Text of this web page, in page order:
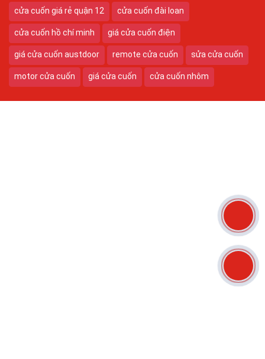
cửa cuốn giá rẻ quận 12 cửa cuốn đài loan
cửa cuốn hồ chí minh giá cửa cuốn điện
giá cửa cuốn austdoor remote cửa cuốn sửa cửa cuốn
motor cửa cuốn giá cửa cuốn cửa cuốn nhôm